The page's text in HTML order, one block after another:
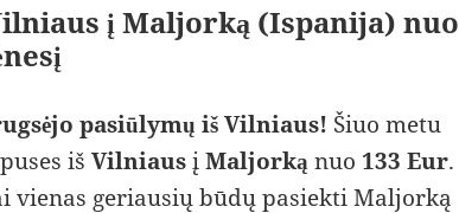
į Maljorką (Ispanija) nuo
pasiūlymų iš Vilniaus! Šiuo metu
išVilniausįMaljorkąnuo 133 Eur.
vienas geriausių būdų pasiekti Maljorką